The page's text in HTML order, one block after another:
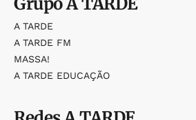
A TARDE
A TARDE FM
MASSA!
A TARDE EDUCAÇÃO